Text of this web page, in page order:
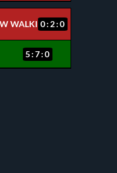
WALKI 0:2:0
5:7:0